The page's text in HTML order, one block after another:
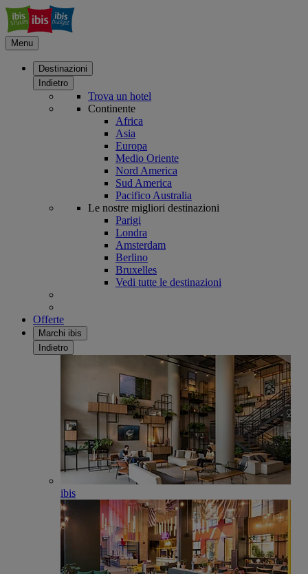
Menu
Destinazioni
Indietro
Trova un hotel
Continente
Africa
Asia
Europa
Medio Oriente
Nord America
Sud America
Pacifico Australia
Le nostre migliori destinazioni
Parigi
Londra
Amsterdam
Berlino
Bruxelles
Vedi tutte le destinazioni
Offerte
Marchi ibis
Indietro
ibis